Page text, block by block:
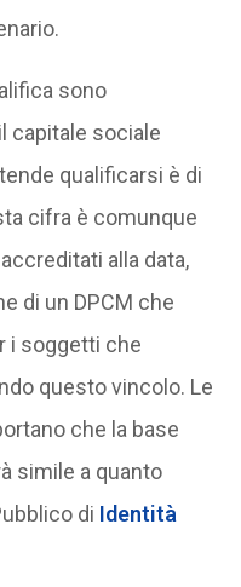
sono
capitale sociale
qualificarsi è di
cifra è comunque
alla data,
di un DPCM che
i soggetti che
questo vincolo. Le
che la base
simile a quanto
di Identità